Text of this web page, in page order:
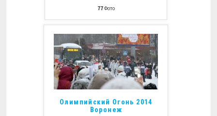
77Фото
Олимпийский Огонь 2014
Воронеж